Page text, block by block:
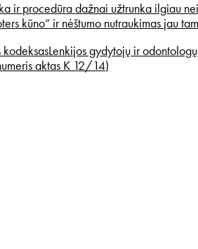
ir procedūra dažnai užtrunka ilgiau
kūno“ ir nėštumo nutraukimas jau
kodeksasLenkijos gydytojų ir
aktas K 12/14)